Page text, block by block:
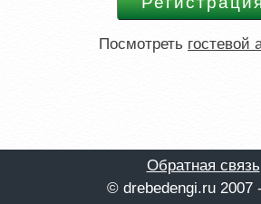
Посмотреть гостевой
Обратная связь
© drebedengi.ru 2007